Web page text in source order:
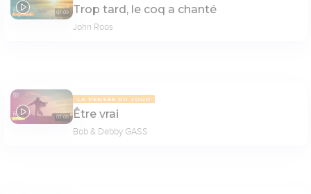
07:09 Trop tard, le coq a chanté
John Roos
07:06
LA PENSÉE DU JOUR
Être vrai
Bob & Debby GASS